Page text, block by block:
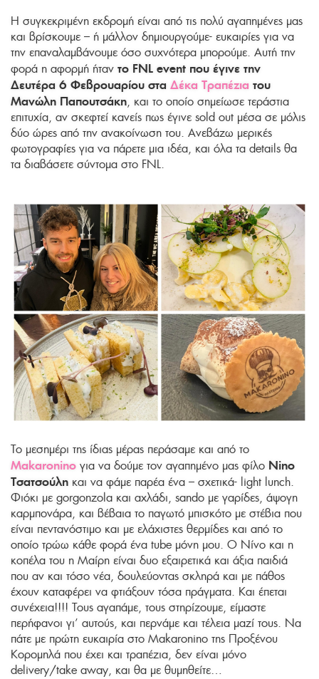
Η συγκεκριμένη εκδρομή είναι από τις πολύ αγαπημένες μας
και βρίσκουμε – ή μάλλον δημιουργούμε- ευκαιρίες για να
την επαναλαμβάνουμε όσο συχνότερα μπορούμε. Αυτή την
φορά η αφορμή ήταν το FNL event που έγινε την
Δευτέρα 6 Φεβρουαρίου στα Δέκα Τραπέζια του
Μανώλη Παπουτσάκη, και το οποίο σημείωσε τεράστια
επιτυχία, αν σκεφτεί κανείς πως έγινε sold out μέσα σε μόλις
δύο ώρες από την ανακοίνωση του. Ανεβάζω μερικές
φωτογραφίες για να πάρετε μια ιδέα, και όλα τα details θα
τα διαβάσετε σύντομα στο FNL.
Το μεσημέρι της ίδιας μέρας περάσαμε και από το
Makaronino για να δούμε τον αγαπημένο μας φίλο Nino
Τσατσούλη και να φάμε παρέα ένα – σχετικά- light lunch.
Φιόκι με gorgonzola και αχλάδι, sando με γαρίδες, άψογη
καρμπονάρα, και βέβαια το παγωτό μπισκότο με στέβια που
είναι πεντανόστιμο και με ελάχιστες θερμίδες και από το
οποίο τρώω κάθε φορά ένα tube μόνη μου. Ο Νίνο και η
κοπέλα του η Μαίρη είναι δυο εξαιρετικά και άξια παιδιά
που αν και τόσο νέα, δουλεύοντας σκληρά και με πάθος
έχουν καταφέρει να φτιάξουν τόσα πράγματα. Και έπεται
συνέχεια!!!! Τους αγαπάμε, τους στηρίζουμε, είμαστε
περήφανοι γι’ αυτούς, και περνάμε και τέλεια μαζί τους. Να
πάτε με πρώτη ευκαιρία στο Makaronino της Προξένου
Κορομηλά που έχει και τραπέζια, δεν είναι μόνο
delivery/take away, και θα με θυμηθείτε…